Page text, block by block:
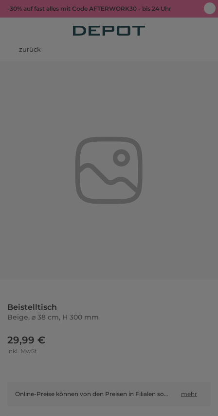
-30% auf fast alles mit Code AFTERWORK30 - bis 24 Uhr
zurück
Beistelltisch
Beige, ⌀ 38 cm, H 300 mm
29,99 €
inkl. MwSt
Online-Preise können von den Preisen in Filialen sowie Shop-in-Shop-Flächen abweichen. mehr